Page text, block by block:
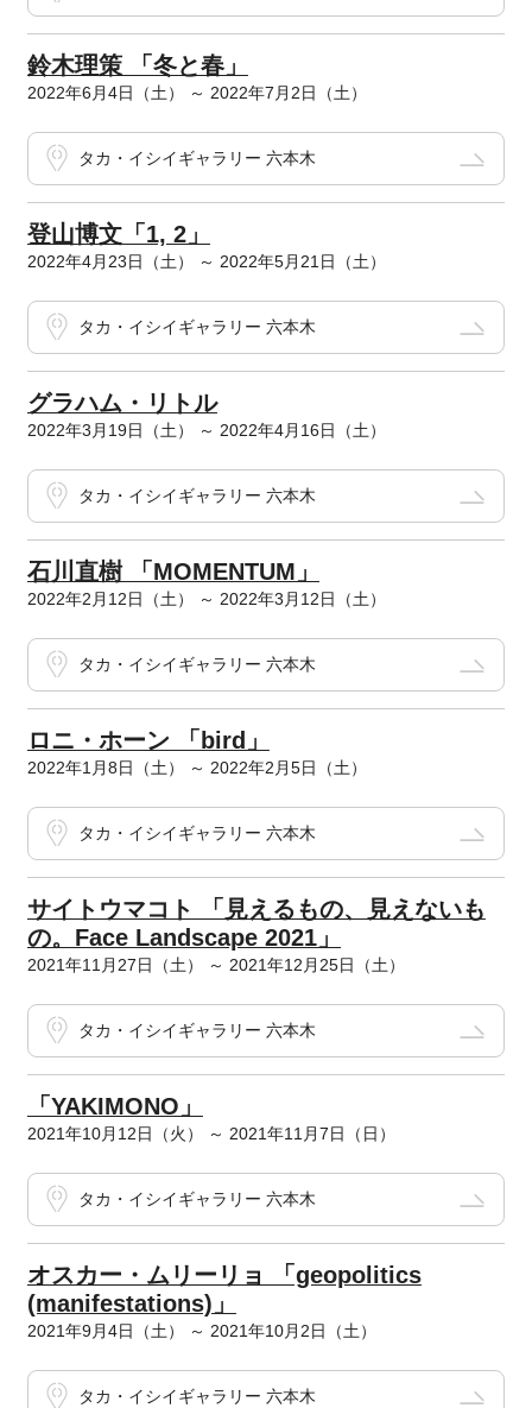
鈴木理策 「冬と春」
2022年6月4日（土） ～ 2022年7月2日（土）
タカ・イシイギャラリー 六本木
登山博文「1, 2」
2022年4月23日（土） ～ 2022年5月21日（土）
タカ・イシイギャラリー 六本木
グラハム・リトル
2022年3月19日（土） ～ 2022年4月16日（土）
タカ・イシイギャラリー 六本木
石川直樹 「MOMENTUM」
2022年2月12日（土） ～ 2022年3月12日（土）
タカ・イシイギャラリー 六本木
ロニ・ホーン 「bird」
2022年1月8日（土） ～ 2022年2月5日（土）
タカ・イシイギャラリー 六本木
サイトウマコト 「見えるもの、見えないも
の。Face Landscape 2021」
2021年11月27日（土） ～ 2021年12月25日（土）
タカ・イシイギャラリー 六本木
「YAKIMONO」
2021年10月12日（火） ～ 2021年11月7日（日）
タカ・イシイギャラリー 六本木
オスカー・ムリーリョ 「geopolitics
(manifestations)」
2021年9月4日（土） ～ 2021年10月2日（土）
タカ・イシイギャラリー 六本木